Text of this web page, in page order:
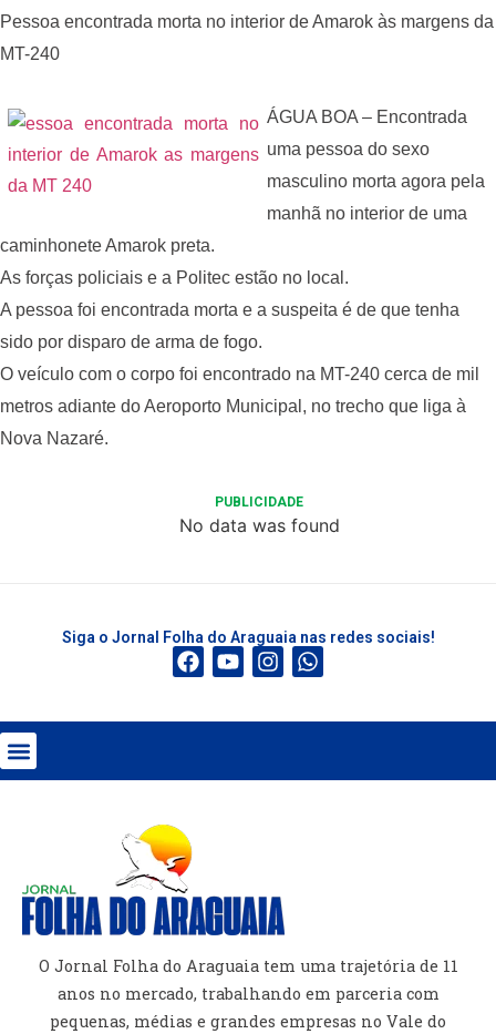
Pessoa encontrada morta no interior de Amarok às margens da
MT-240
ÁGUA BOA – Encontrada
uma pessoa do sexo
masculino morta agora pela
manhã no interior de uma
caminhonete Amarok preta.
As forças policiais e a Politec estão no local.
A pessoa foi encontrada morta e a suspeita é de que tenha
sido por disparo de arma de fogo.
O veículo com o corpo foi encontrado na MT-240 cerca de mil
metros adiante do Aeroporto Municipal, no trecho que liga à
Nova Nazaré.
PUBLICIDADE
No data was found
Siga o Jornal Folha do Araguaia nas redes sociais!
O Jornal Folha do Araguaia tem uma trajetória de 11
anos no mercado, trabalhando em parceria com
pequenas, médias e grandes empresas no Vale do